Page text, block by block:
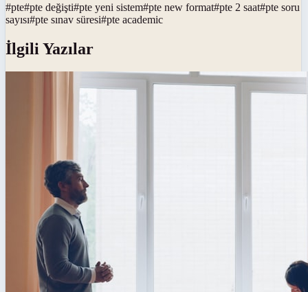
#pte#pte değişti#pte yeni sistem#pte new format#pte 2 saat#pte soru
sayısı#pte sınav süresi#pte academic
İlgili Yazılar